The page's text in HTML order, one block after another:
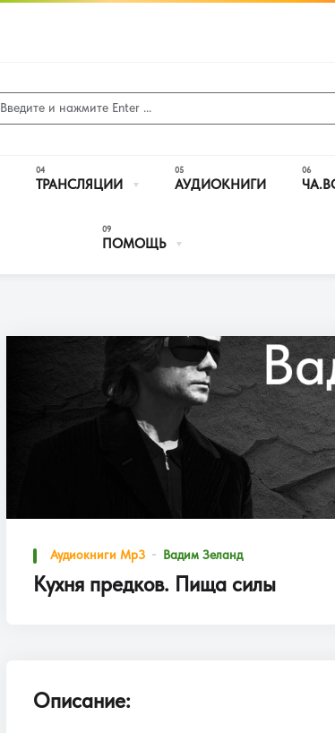
ТРАНСЛЯЦИИ АУДИОКНИГИ
ПОМОЩЬ
Аудиокниги Mp3 Вадим Зеланд
Кухня предков. Пища силы
Описание: